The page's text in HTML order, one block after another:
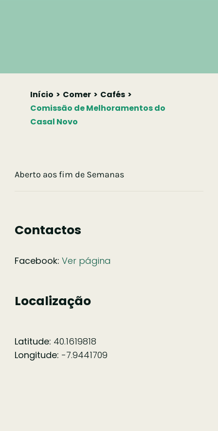
Início Comer
Cafés
Comissão de Melhoramentos do
Casal Novo
Aberto aos fim de Semanas
Contactos
Facebook: Ver página
Localização
Latitude: 40.1619818
Longitude: -7.9441709